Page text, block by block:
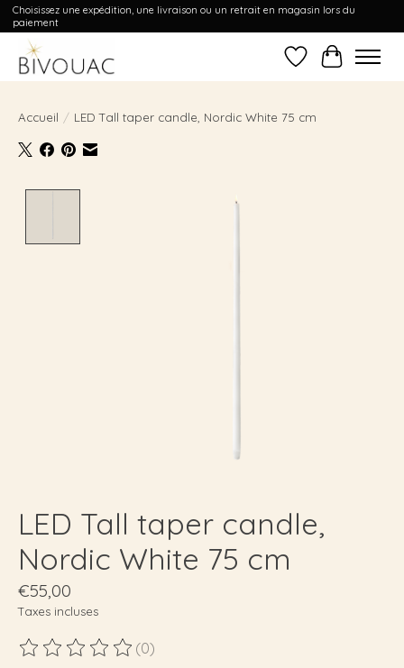
Choisissez une expédition, une livraison ou un retrait en magasin lors du
paiement
Liste dePanier
Accueil / LED Tall taper candle, Nordic White 75 cm
Product image slideshow Items
LED Tall taper candle,
Nordic White 75 cm
€55,00
Taxes incluses
Ce produit est évalué à
(0)